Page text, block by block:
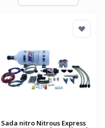
Sada nitro Nitrous Express